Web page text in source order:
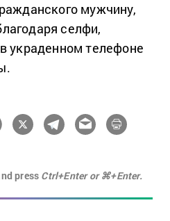
мужчину,
селфи,
украденном телефоне
press Ctrl+Enter or ⌘+Enter.